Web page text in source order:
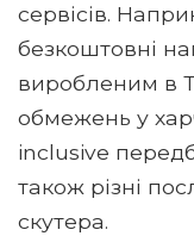
сервісів.
безкоштовні
виробленим в
обмежень у
inclusive
також різні
скутера.